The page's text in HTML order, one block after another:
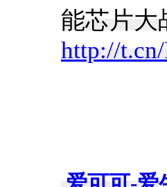
能芯片大
http://